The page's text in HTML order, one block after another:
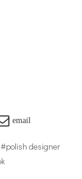
email
#polish designer